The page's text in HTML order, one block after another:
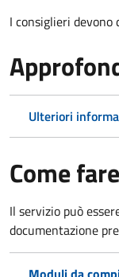
I consiglieri
Ulteriori
Come fare
Il servizio può
documentazione